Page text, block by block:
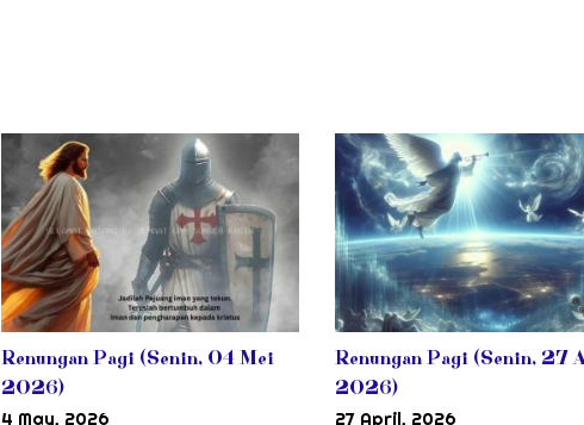
Renungan Pagi (Senin, 04 Mei
2026)
4 May, 2026
Renungan Pagi (Senin, 27
2026)
27 April, 2026